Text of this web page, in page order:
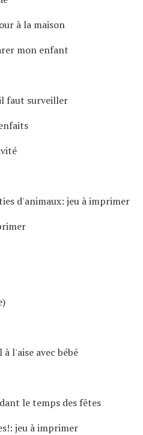
à la maison
mon enfant
faut surveiller
d'animaux: jeu à imprimer
l'aise avec bébé
le temps des fêtes
jeu à imprimer